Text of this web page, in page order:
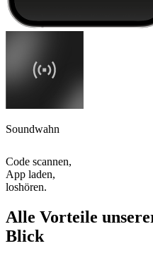
Soundwahn
Code scannen,
App laden,
loshören.
Alle Vorteile
Blick